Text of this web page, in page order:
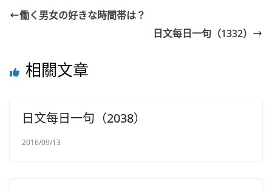
働く男女の好きな時間帯は？
日文每日一句（1332）
相關文章
日文每日一句（2038）
2016/09/13